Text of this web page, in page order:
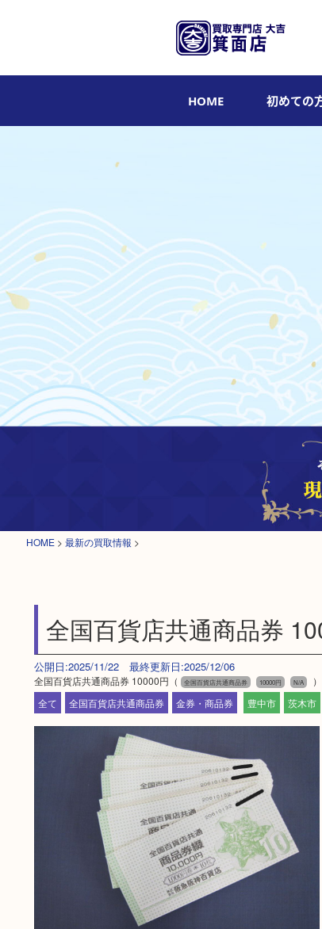
HOME 初めての
HOME > 最新の買取情報 >
全国百貨店共通商品券
公開日:2025/11/22 最終更新日:2025/12/06
全国百貨店共通商品券 10000円（ 全国百貨店共通商品券 10000円 N/A
）
全て
全国百貨店共通商品券 金券・商品券 豊中市 茨木市